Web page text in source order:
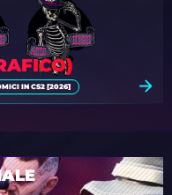
IN CS2 [2026]